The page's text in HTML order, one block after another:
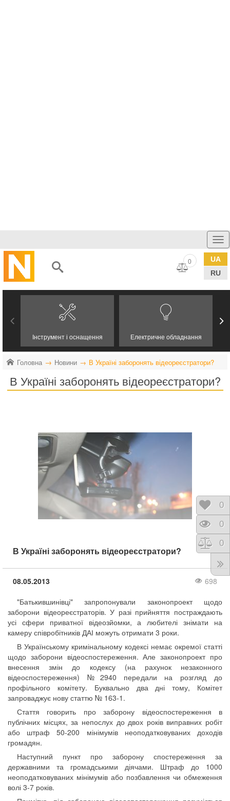
UA
RU
0
Інструмент і оснащення Електричне обладнання
Головна Новини В Україні заборонять відеореєстратори?
В Україні заборонять відеореєстратори?
В Україні заборонять відеореєстратори?
08.05.2013
698
"Батькившинівці" запропонували законопроект щодо
заборони відеореєстраторів. У разі прийняття постраждають
усі сфери приватної відеозйомки, а любителі знімати на
камеру співробітників ДАІ можуть отримати 3 роки.
В Українському кримінальному кодексі немає окремої статті
щодо заборони відеоспостереження. Але законопроект про
внесення змін до кодексу (на рахунок незаконного
відеоспостереження) №2940 передали на розгляд до
профільного комітету. Буквально два дні тому, Комітет
запроваджує нову статтю № 163-1.
Стаття говорить про заборону відеоспостереження в
публічних місцях, за непослух до двох років виправних робіт
або штраф 50-200 мінімумів неоподатковуваних доходів
громадян.
Наступний пункт про заборону спостереження за
державними та громадськими діячами. Штраф до 1000
неоподатковуваних мінімумів або позбавлення чи обмеження
волі 3-7 років.
0
0
0